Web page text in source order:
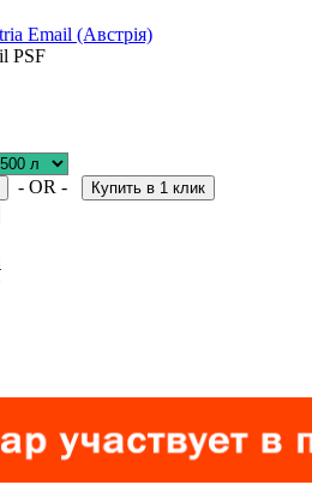
Email (Австрія)
PSF
- OR -
Купить в 1 клик